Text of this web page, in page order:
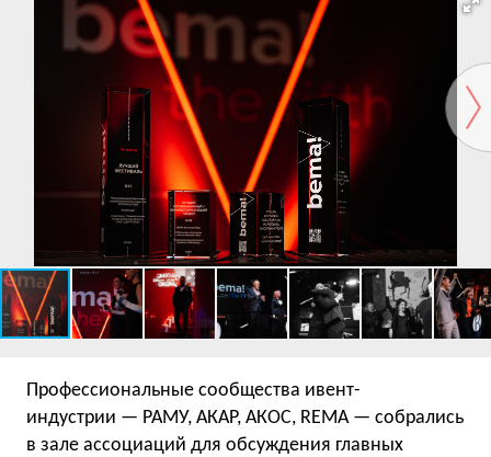
Профессиональные сообщества ивент-
индустрии — РАМУ, АКАР, АКОС, RЕМА — собрались
в зале ассоциаций для обсуждения главных